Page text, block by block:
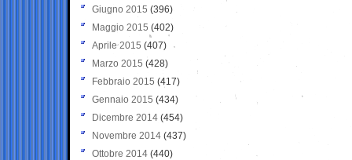
Giugno 2015 (396)
Maggio 2015 (402)
Aprile 2015 (407)
Marzo 2015 (428)
Febbraio 2015 (417)
Gennaio 2015 (434)
Dicembre 2014 (454)
Novembre 2014 (437)
Ottobre 2014 (440)